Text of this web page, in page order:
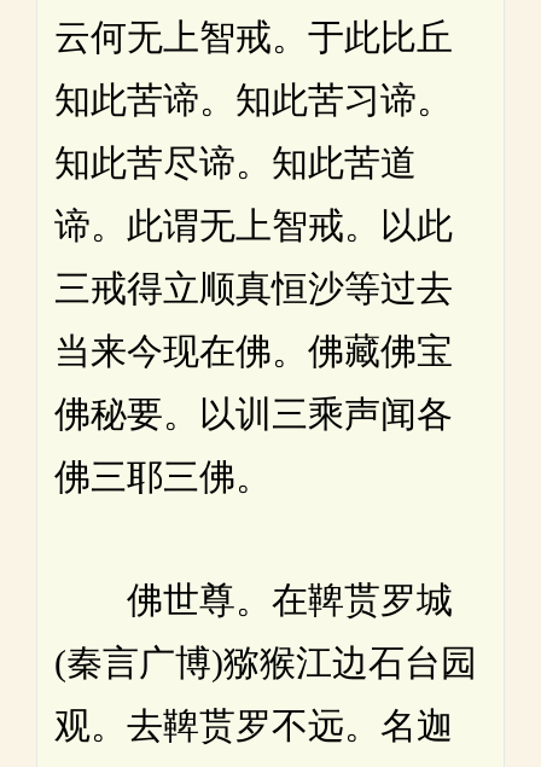
云何无上智戒。于此比丘
知此苦谛。知此苦习谛。
知此苦尽谛。知此苦道
谛。此谓无上智戒。以此
三戒得立顺真恒沙等过去
当来今现在佛。佛藏佛宝
佛秘要。以训三乘声闻各
佛三耶三佛。
佛世尊。在鞞贳罗城
(秦言广博)猕猴江边石台园
观。去鞞贳罗不远。名迦